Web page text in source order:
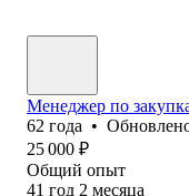
Менеджер по
62 года •
25 000 ₽
Общий опыт
41 год 2 месяца